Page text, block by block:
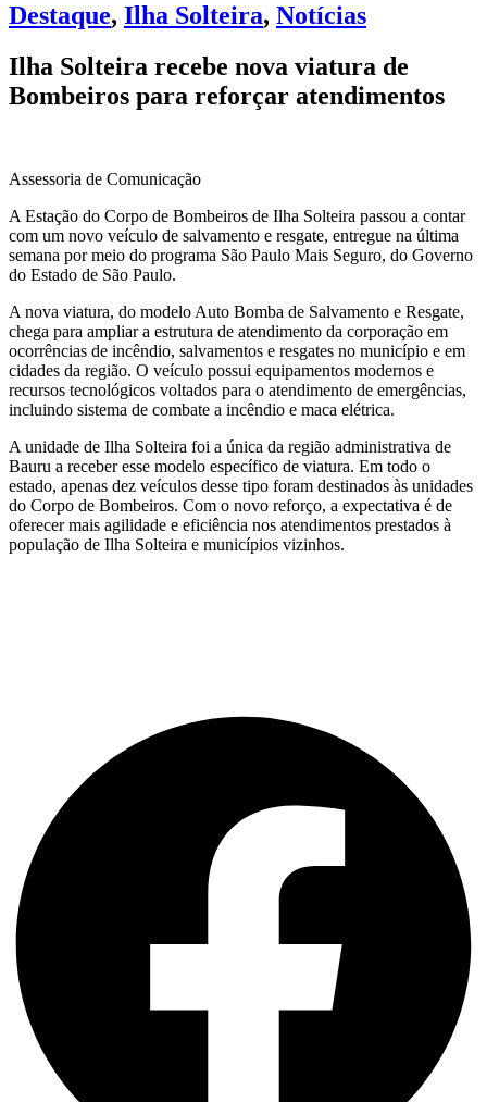
Destaque, Ilha Solteira, Notícias
Ilha Solteira recebe nova viatura de
Bombeiros para reforçar atendimentos
Assessoria de Comunicação
A Estação do Corpo de Bombeiros de Ilha Solteira passou a contar
com um novo veículo de salvamento e resgate, entregue na última
semana por meio do programa São Paulo Mais Seguro, do Governo
do Estado de São Paulo.
A nova viatura, do modelo Auto Bomba de Salvamento e Resgate,
chega para ampliar a estrutura de atendimento da corporação em
ocorrências de incêndio, salvamentos e resgates no município e em
cidades da região. O veículo possui equipamentos modernos e
recursos tecnológicos voltados para o atendimento de emergências,
incluindo sistema de combate a incêndio e maca elétrica.
A unidade de Ilha Solteira foi a única da região administrativa de
Bauru a receber esse modelo específico de viatura. Em todo o
estado, apenas dez veículos desse tipo foram destinados às unidades
do Corpo de Bombeiros. Com o novo reforço, a expectativa é de
oferecer mais agilidade e eficiência nos atendimentos prestados à
população de Ilha Solteira e municípios vizinhos.